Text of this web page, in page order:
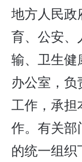
地方人民政
育、公安、
输、卫生健
办公室，
工作，承担
作。有关部
的统一组